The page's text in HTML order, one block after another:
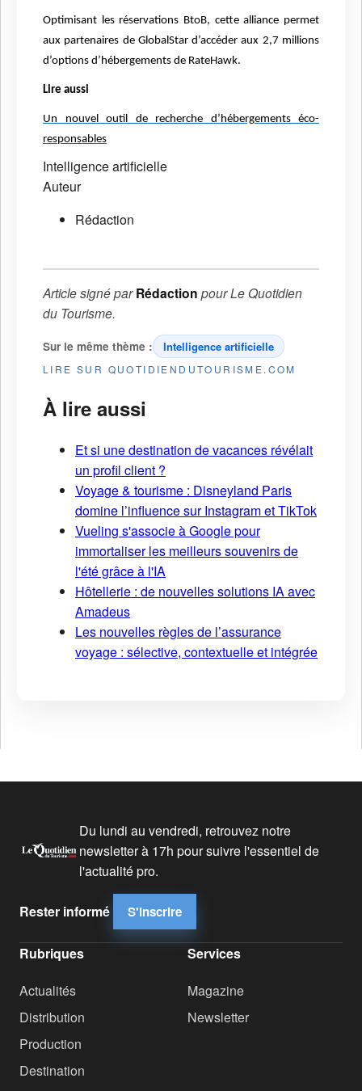
Optimisant les réservations BtoB, cette alliance permet
aux partenaires de GlobalStar d’accéder aux 2,7 millions
d’options d’hébergements de RateHawk.
Lire aussi
Un nouvel outil de recherche d’hébergements éco-
responsables
Intelligence artificielle
Auteur
Rédaction
Article signé parRédaction pourLe Quotidien
du Tourisme.
Sur le même thème : Intelligence artificielle
LIRE SUR QUOTIDIENDUTOURISME.COM
À lire aussi
Et si une destination de vacances révélait
un profil client ?
Voyage & tourisme : Disneyland Paris
domine l’influence sur Instagram et TikTok
Vueling s'associe à Google pour
immortaliser les meilleurs souvenirs de
l'été grâce à l'IA
Hôtellerie : de nouvelles solutions IA avec
Amadeus
Les nouvelles règles de l’assurance
voyage : sélective, contextuelle et intégrée
Du lundi au vendredi, retrouvez notre
newsletter à 17h pour suivre l'essentiel de
l'actualité pro.
Rester informé S'inscrire
Rubriques
Actualités
Distribution
Production
Destination
Services
Magazine
Newsletter